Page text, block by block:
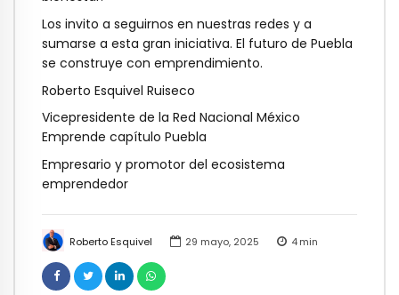
Roberto Esquivel 29 mayo, 2025 4min
Los invito a seguirnos en nuestras redes y a
sumarse a esta gran iniciativa. El futuro de Puebla
se construye con emprendimiento.
Roberto Esquivel Ruiseco
Vicepresidente de la Red Nacional México
Emprende capítulo Puebla
Empresario y promotor del ecosistema
emprendedor